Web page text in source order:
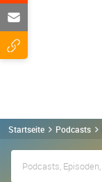
Startseite Podcasts